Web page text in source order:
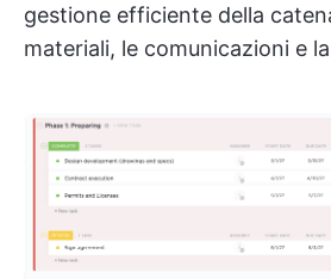
gestione efficiente della
materiali, le comunicazioni e